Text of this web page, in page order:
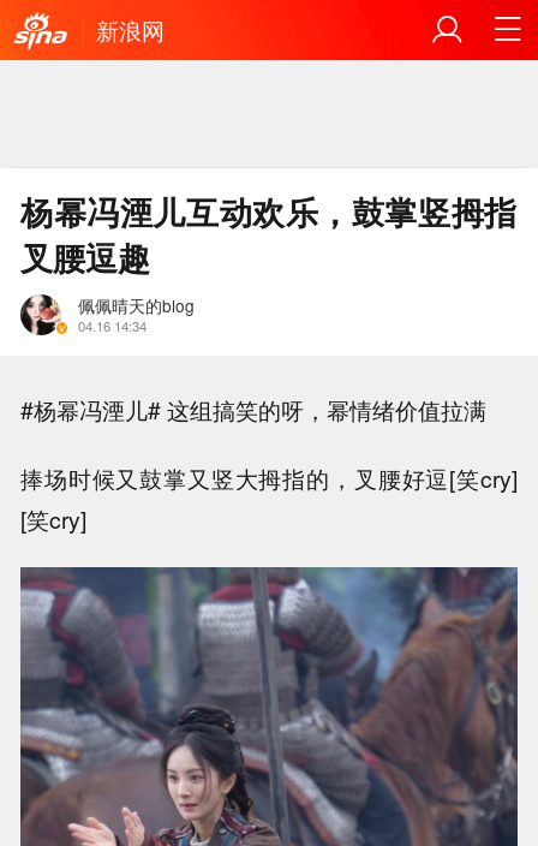
新浪网
杨幂冯湮儿互动欢乐，鼓掌竖拇指
叉腰逗趣
佩佩晴天的blog
04.16 14:34
#杨幂冯湮儿# 这组搞笑的呀，幂情绪价值拉满
捧场时候又鼓掌又竖大拇指的，叉腰好逗[笑cry]
[笑cry]